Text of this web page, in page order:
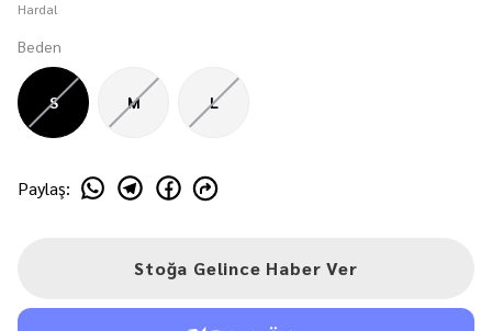
Hardal
Beden
S M L
Paylaş:
Stoğa Gelince Haber Ver